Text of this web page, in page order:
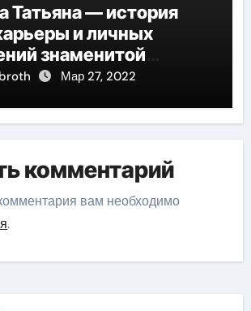
Татьяна — история
и личных
знаменитой
восходящей на олимп
Мар 27, 2022
комментарий
вам необходимо
.